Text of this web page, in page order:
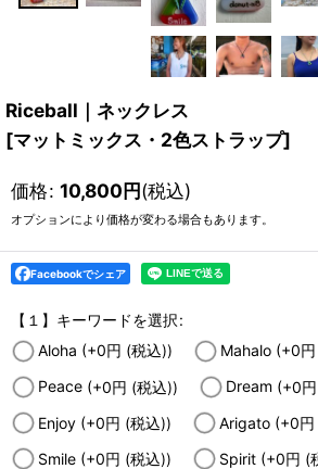
Riceball｜ネックレス
[マットミックス・2色ストラップ]
価格: 10,800円(税込)
オプションにより価格が変わる場合もあります。
Facebookでシェア
【１】キーワードを選択:
Aloha (+0円 (税込)) Mahalo (+0円
Peace (+0円 (税込)) Dream (+0円
Enjoy (+0円 (税込)) Arigato (+0円
Smile (+0円 (税込)) Spirit (+0円 (